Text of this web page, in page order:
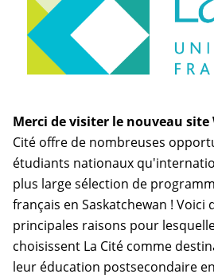
Merci de visiter le nouveau site
Cité offre de nombreuses
étudiants nationaux
plus large sélection de
français en Saskatchewan ! Voici
principales raisons pour
choisissent La Cité comme
leur éducation postsecondaire